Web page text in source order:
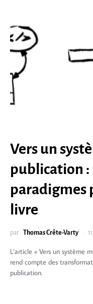
Vers un
publication :
paradigmes
livre
par Thomas Crête-Varty
L’article « Vers un système
rend compte des
publication.